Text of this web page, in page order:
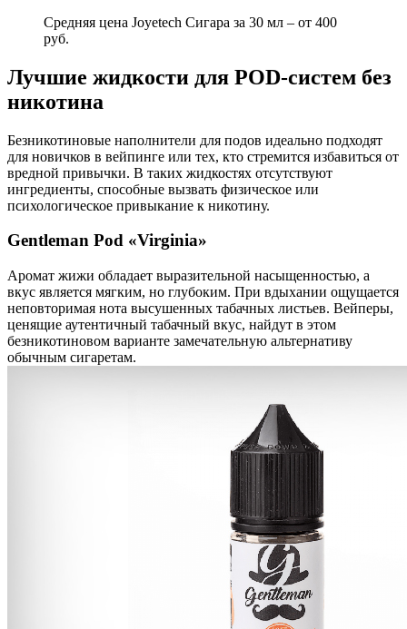
Средняя цена Joyetech Сигара за 30 мл – от 400
руб.
Лучшие жидкости для POD-систем без
никотина
Безникотиновые наполнители для подов идеально подходят
для новичков в вейпинге или тех, кто стремится избавиться от
вредной привычки. В таких жидкостях отсутствуют
ингредиенты, способные вызвать физическое или
психологическое привыкание к никотину.
Gentleman Pod «Virginia»
Аромат жижи обладает выразительной насыщенностью, а
вкус является мягким, но глубоким. При вдыхании ощущается
неповторимая нота высушенных табачных листьев. Вейперы,
ценящие аутентичный табачный вкус, найдут в этом
безникотиновом варианте замечательную альтернативу
обычным сигаретам.